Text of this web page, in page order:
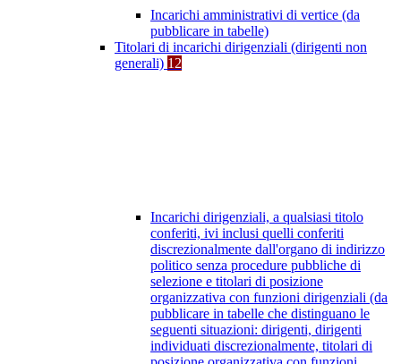
Incarichi amministrativi di vertice (da
pubblicare in tabelle)
Titolari di incarichi dirigenziali (dirigenti non
generali) 12
Incarichi dirigenziali, a qualsiasi titolo
conferiti, ivi inclusi quelli conferiti
discrezionalmente dall'organo di indirizzo
politico senza procedure pubbliche di
selezione e titolari di posizione
organizzativa con funzioni dirigenziali (da
pubblicare in tabelle che distinguano le
seguenti situazioni: dirigenti, dirigenti
individuati discrezionalmente, titolari di